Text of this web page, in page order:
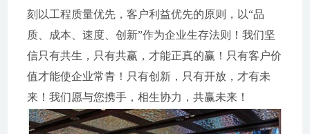
刻以工程质量优先，客户利益优先的原则，以“品
质、成本、速度、创新”作为企业生存法则！我们坚
信只有共生，只有共赢，才能正真的赢！只有客户价
值才能使企业常青！只有创新，只有开放，才有未
来！我们愿与您携手，相生协力，共赢未来！